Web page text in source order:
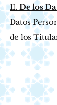
II. De los
Datos
de los